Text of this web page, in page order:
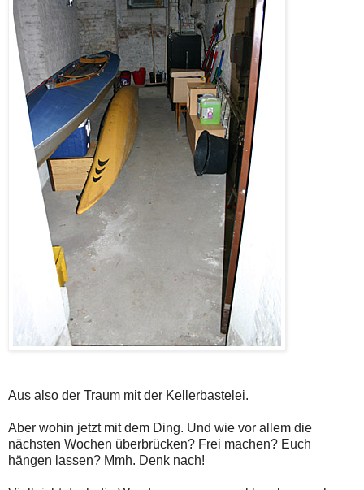
Aus also der Traum mit der Kellerbastelei.
Aber wohin jetzt mit dem Ding. Und wie vor allem die
nächsten Wochen überbrücken? Frei machen? Euch
hängen lassen? Mmh. Denk nach!